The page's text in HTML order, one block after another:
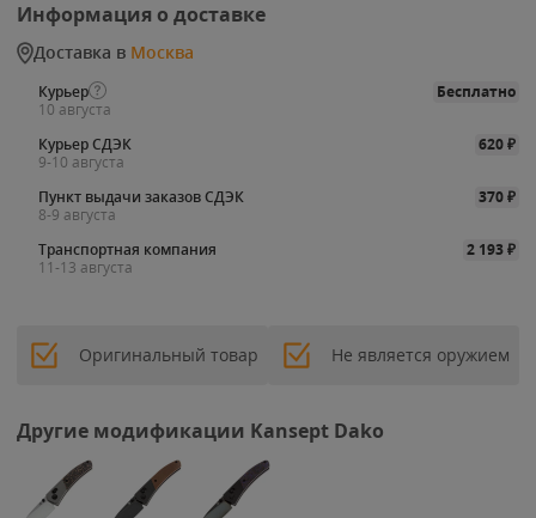
Информация о доставке
Доставка в Москва
Курьер
Бесплатно
10 августа
Курьер СДЭК
620₽
9-10 августа
Пункт выдачи заказов СДЭК
370₽
8-9 августа
Транспортная компания
2 193₽
11-13 августа
Оригинальный товар Не является оружием
Другие модификации Kansept Dako